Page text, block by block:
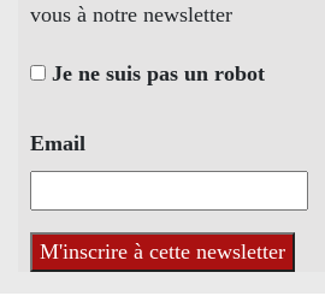
vous à notre newsletter
Je ne suis pas un robot
Email